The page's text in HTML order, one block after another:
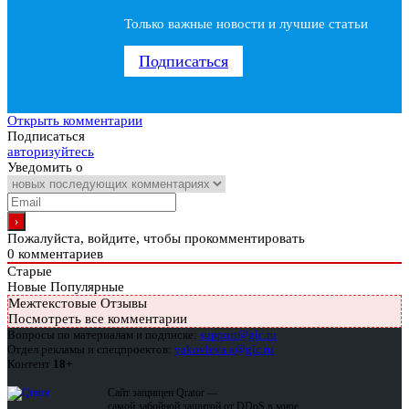
Только важные новости и лучшие статьи
Подписаться
Открыть комментарии
Подписаться
авторизуйтесь
Уведомить о
Пожалуйста, войдите, чтобы прокомментировать
0 комментариев
Старые
Новые Популярные
Межтекстовые Отзывы
Посмотреть все комментарии
Вопросы по материалам и подписке: support@glc.ru
Отдел рекламы и спецпроектов: yakovleva.a@glc.ru
Контент 18+
Сайт защищен Qrator —